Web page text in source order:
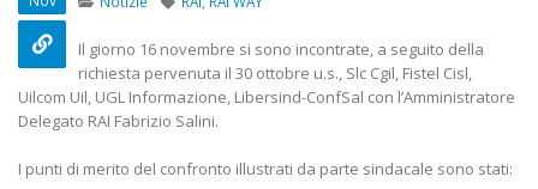
Il giorno 16 novembre si sono incontrate, a seguito della
richiesta pervenuta il 30 ottobre u.s., Slc Cgil, Fistel Cisl,
Uilcom Uil, UGL Informazione, Libersind-ConfSal con l’Amministratore
Delegato RAI Fabrizio Salini.
I punti di merito del confronto illustrati da parte sindacale sono stati:
22 Ottobre 2022
Elezioni RSU TIM Servizi
Digitali
13 Ottobre 2022
Telecom: sciopero contro
Elezioni RSU
R.T.I.
Convenzione